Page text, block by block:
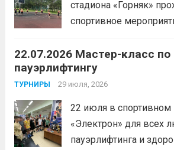
Александра
стадиона «Горняк»
спортивное
«хоккей».Читать дальше
22.07.2026 Мастер-класс по
пауэрлифтингу
ТУРНИРЫ 29 июля, 2026
22 июля в спортивном
«Электрон» для всех
пауэрлифтинга и